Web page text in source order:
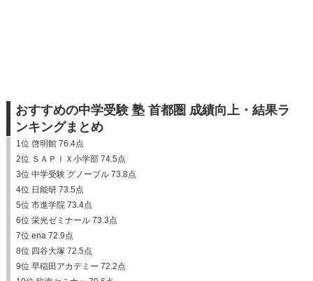
おすすめの中学受験 塾 首都圏 成績向上・結果ラ
ンキングまとめ
1位 啓明館 76.4点
2位 ＳＡＰＩＸ小学部 74.5点
3位 中学受験 グノーブル 73.8点
4位 日能研 73.5点
5位 市進学院 73.4点
6位 栄光ゼミナール 73.3点
7位 ena 72.9点
8位 四谷大塚 72.5点
9位 早稲田アカデミー 72.2点